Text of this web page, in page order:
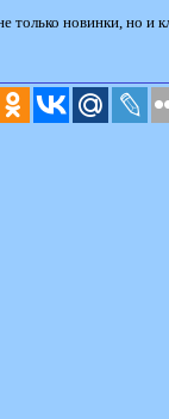
только новинки, но и